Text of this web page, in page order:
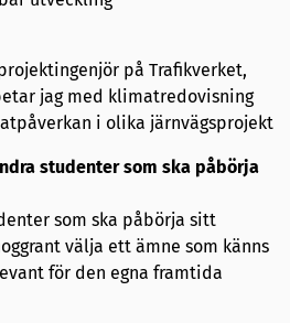
på Trafikverket,
jag med klimatredovisning
i olika järnvägsprojekt
studenter som ska påbörja
som ska påbörja sitt
välja ett ämne som känns
för den egna framtida